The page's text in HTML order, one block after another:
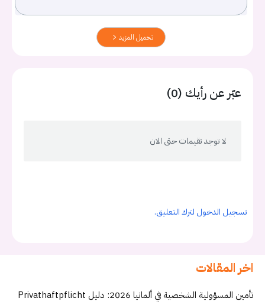
تحميل المزيد
عبّر عن رأيك (0)
لا توجد تقيمات حتى الان
تسجيل الدخول لترك التعليق.
اخر المقالات
تأمين المسؤولية الشخصية في ألمانيا 2026: دليل Privathaftpflicht